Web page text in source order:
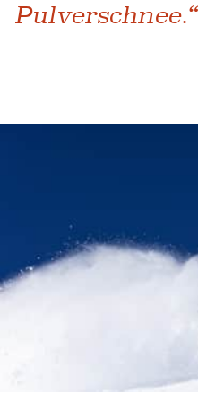
Pulverschnee.“